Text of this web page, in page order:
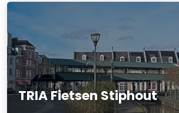
TRIA Fietsen Stiphout